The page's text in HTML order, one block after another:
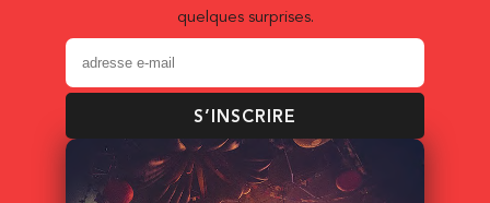
quelques surprises.
S’INSCRIRE